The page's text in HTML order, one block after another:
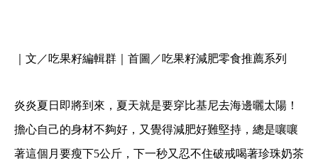
｜文／吃果籽編輯群｜首圖／吃果籽減肥零食推薦系列
炎炎夏日即將到來，夏天就是要穿比基尼去海邊曬太陽！
擔心自己的身材不夠好，又覺得減肥好難堅持，總是嚷嚷
著這個月要瘦下5公斤，下一秒又忍不住破戒喝著珍珠奶茶